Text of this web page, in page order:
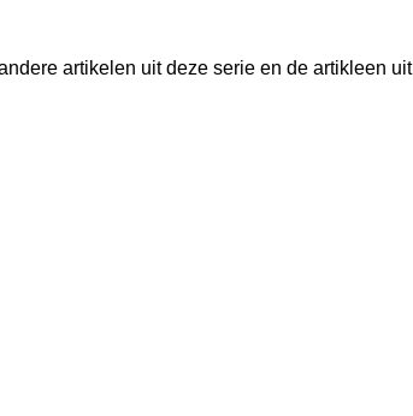
artikelen uit deze serie en de artikleen uit